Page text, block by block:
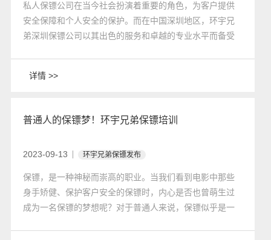
​私人保镖公司在当今社会扮演着重要的角色，为客户提供
安全保障和个人安全的保护。而在中国深圳地区，环宇兄
弟深圳保镖公司以其出色的服务和卓越的专业水平而备受
详情 >>
普通人的保镖梦！环宇兄弟保镖培训
2023-09-13 环宇兄弟保镖发布
​保镖，是一种神秘而崇高的职业。当我们看到电影中那些
身手矫健、保护客户安全的保镖时，内心是否也曾萌生过
成为一名保镖的梦想呢？对于普通人来说，保镖似乎是一